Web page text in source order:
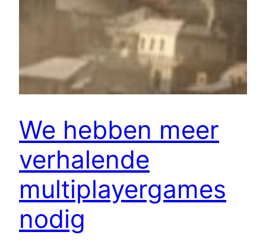
We hebben meer
verhalende
multiplayergames
nodig